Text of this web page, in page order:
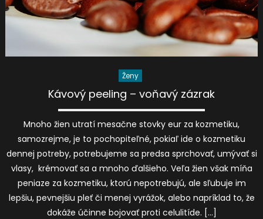
Ženy
Kávový peeling – voňavý zázrak
Mnoho žien utratí mesačne stovky eur za kozmetiku,
samozrejme, je to pochopiteľné, pokiaľ ide o kozmetiku
dennej potreby, potrebujeme sa predsa sprchovať, umývať si
vlasy, krémovať sa a mnoho ďalšieho. Veľa žien však míňa
peniaze za kozmetiku, ktorú nepotrebujú, ale sľubuje im
lepšiu, pevnejšiu pleť či menej vyrážok, alebo napríklad to, že
dokáže účinne bojovať proti celulitíde. […]